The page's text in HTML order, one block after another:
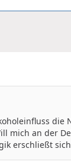
die
mich an der
erschließt